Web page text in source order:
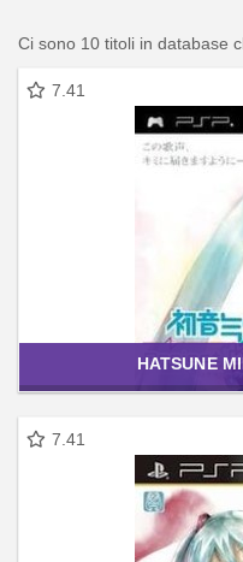
Ci sono 10 titoli in database
7.41
HATSUNE
7.41